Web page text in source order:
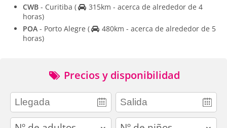
CWB - Curitiba (
315km - acerca de alrededor de 4
horas)
POA - Porto Alegre (
480km - acerca de alrededor de 5
horas)
Precios y disponibilidad
adults children